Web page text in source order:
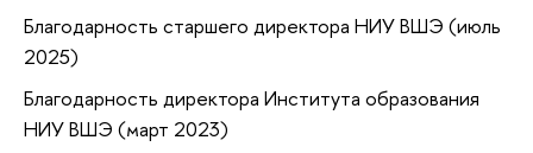
Благодарность старшего директора НИУ ВШЭ (июль
2025)
Благодарность директора Института образования
НИУ ВШЭ (март 2023)